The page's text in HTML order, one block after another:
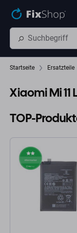
Startseite Ersatzteile
Xiaomi Mi 11
TOP-